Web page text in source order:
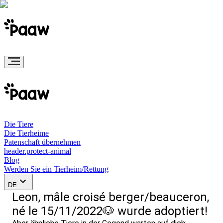
Die Tiere
Die Tierheime
Patenschaft übernehmen
header.protect-animal
Blog
Werden Sie ein Tierheim/Rettung
DE
Leon, mâle croisé berger/beauceron,
né le 15/11/2022🐶 wurde adoptiert!